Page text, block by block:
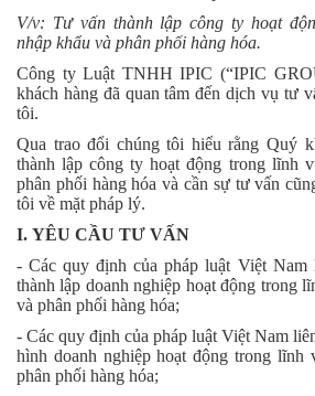
V/v: Tư vấn thành lập công ty hoạt
nhập khẩu và phân phối hàng hóa.
Công ty Luật TNHH IPIC (“IPIC
khách hàng đã quan tâm đến dịch vụ tư
tôi.
Qua trao đổi chúng tôi hiểu rằng Quý
thành lập công ty hoạt động trong lĩnh
phân phối hàng hóa và cần sự tư vấn
tôi về mặt pháp lý.
I. YÊU CẦU TƯ VẤN
- Các quy định của pháp luật Việt Nam
thành lập doanh nghiệp hoạt động trong
và phân phối hàng hóa;
- Các quy định của pháp luật Việt Nam
hình doanh nghiệp hoạt động trong lĩnh
phân phối hàng hóa;